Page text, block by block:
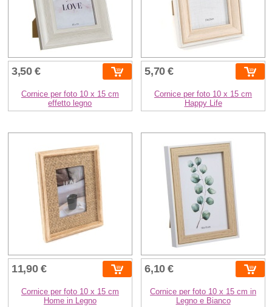
3,50 €
Cornice per foto 10 x 15 cm
effetto legno
5,70 €
Cornice per foto 10 x 15 cm
Happy Life
11,90 €
Cornice per foto 10 x 15 cm
Home in Legno
6,10 €
Cornice per foto 10 x 15 cm in
Legno e Bianco